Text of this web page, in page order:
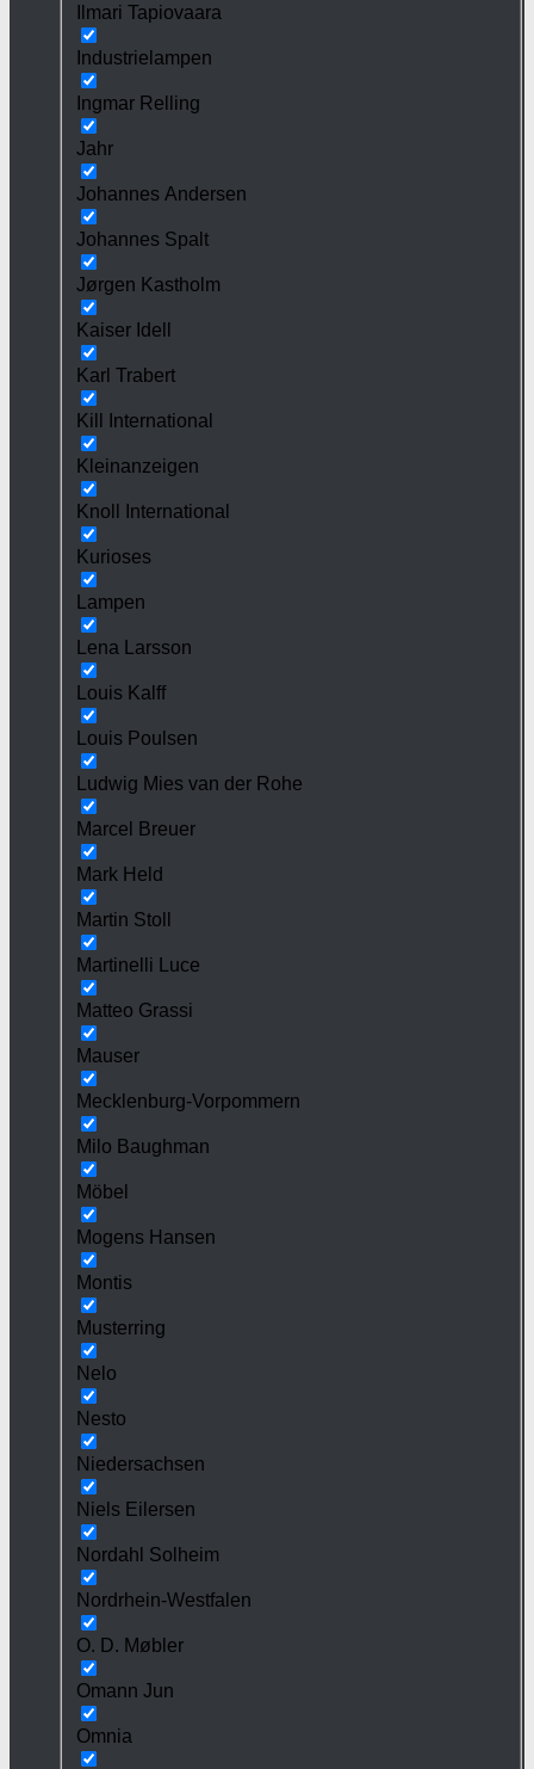
Ilmari Tapiovaara
Industrielampen
Ingmar Relling
Jahr
Johannes Andersen
Johannes Spalt
Jørgen Kastholm
Kaiser Idell
Karl Trabert
Kill International
Kleinanzeigen
Knoll International
Kurioses
Lampen
Lena Larsson
Louis Kalff
Louis Poulsen
Ludwig Mies van der Rohe
Marcel Breuer
Mark Held
Martin Stoll
Martinelli Luce
Matteo Grassi
Mauser
Mecklenburg-Vorpommern
Milo Baughman
Möbel
Mogens Hansen
Montis
Musterring
Nelo
Nesto
Niedersachsen
Niels Eilersen
Nordahl Solheim
Nordrhein-Westfalen
O. D. Møbler
Omann Jun
Omnia